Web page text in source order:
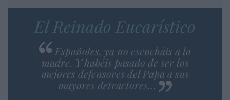
El Reinado Eucarístico
Españoles, ya no escucháis a la
madre. Y habéis pasado de ser los
mejores defensores del Papa a sus
mayores detractores…